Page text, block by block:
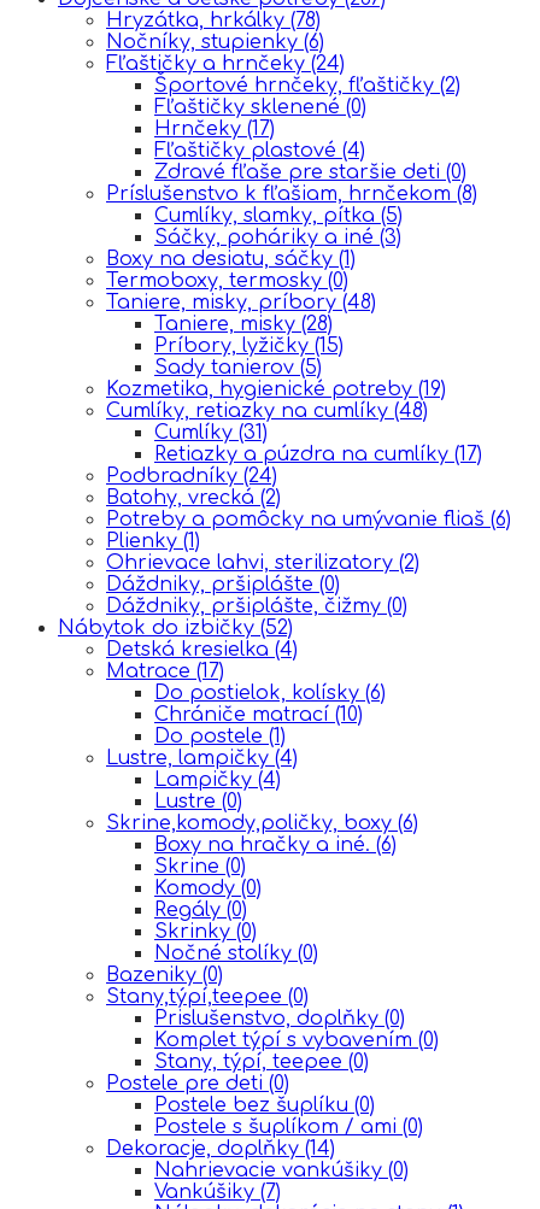
Hryzátka, hrkálky (78)
Nočníky, stupienky (6)
Fľaštičky a hrnčeky (24)
Športové hrnčeky, fľaštičky (2)
Fľaštičky sklenené (0)
Hrnčeky (17)
Fľaštičky plastové (4)
Zdravé fľaše pre staršie deti (0)
Príslušenstvo k fľašiam, hrnčekom (8)
Cumlíky, slamky, pítka (5)
Sáčky, poháriky a iné (3)
Boxy na desiatu, sáčky (1)
Termoboxy, termosky (0)
Taniere, misky, príbory (48)
Taniere, misky (28)
Príbory, lyžičky (15)
Sady tanierov (5)
Kozmetika, hygienické potreby (19)
Cumlíky, retiazky na cumlíky (48)
Cumlíky (31)
Retiazky a púzdra na cumlíky (17)
Podbradníky (24)
Batohy, vrecká (2)
Potreby a pomôcky na umývanie fliaš (6)
Plienky (1)
Ohrievace lahvi, sterilizatory (2)
Dáždniky, pršiplášte (0)
Dáždniky, pršiplášte, čižmy (0)
Nábytok do izbičky (52)
Detská kresielka (4)
Matrace (17)
Do postielok, kolísky (6)
Chrániče matrací (10)
Do postele (1)
Lustre, lampičky (4)
Lampičky (4)
Lustre (0)
Skrine,komody,poličky, boxy (6)
Boxy na hračky a iné. (6)
Skrine (0)
Komody (0)
Regály (0)
Skrinky (0)
Nočné stolíky (0)
Bazeniky (0)
Stany,týpí,teepee (0)
Prislušenstvo, doplňky (0)
Komplet týpí s vybavením (0)
Stany, týpí, teepee (0)
Postele pre deti (0)
Postele bez šuplíku (0)
Postele s šuplíkom / ami (0)
Dekoracje, doplňky (14)
Nahrievacie vankúšiky (0)
Vankúšiky (7)